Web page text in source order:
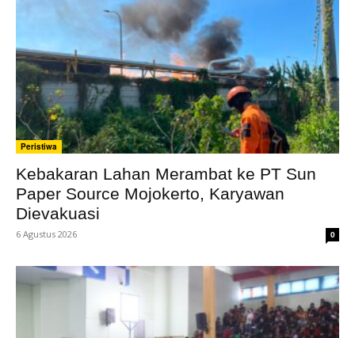
Peristiwa
Kebakaran Lahan Merambat ke PT Sun
Paper Source Mojokerto, Karyawan
Dievakuasi
6 Agustus 2026 0